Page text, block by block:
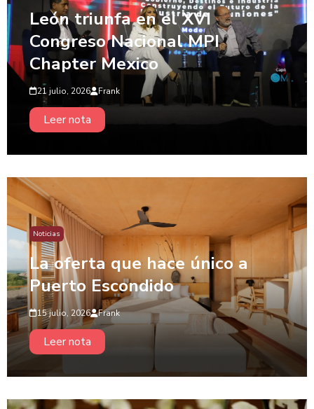
León triunfa en el XVI
Congreso Nacional MPI
Chapter Mexico
21 julio, 2026 Frank
Leer nota
Noticias
La oferta que hace único a
Puerto Escondido
15 julio, 2026 Frank
Leer nota